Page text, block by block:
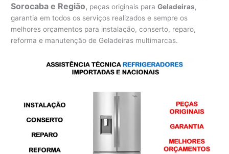
Sorocaba e Região, peças originais paraGeladeiras,
garantia em todos os serviços realizados e sempre os
melhores orçamentos para instalação, conserto, reparo,
reforma e manutenção de Geladeiras multimarcas.